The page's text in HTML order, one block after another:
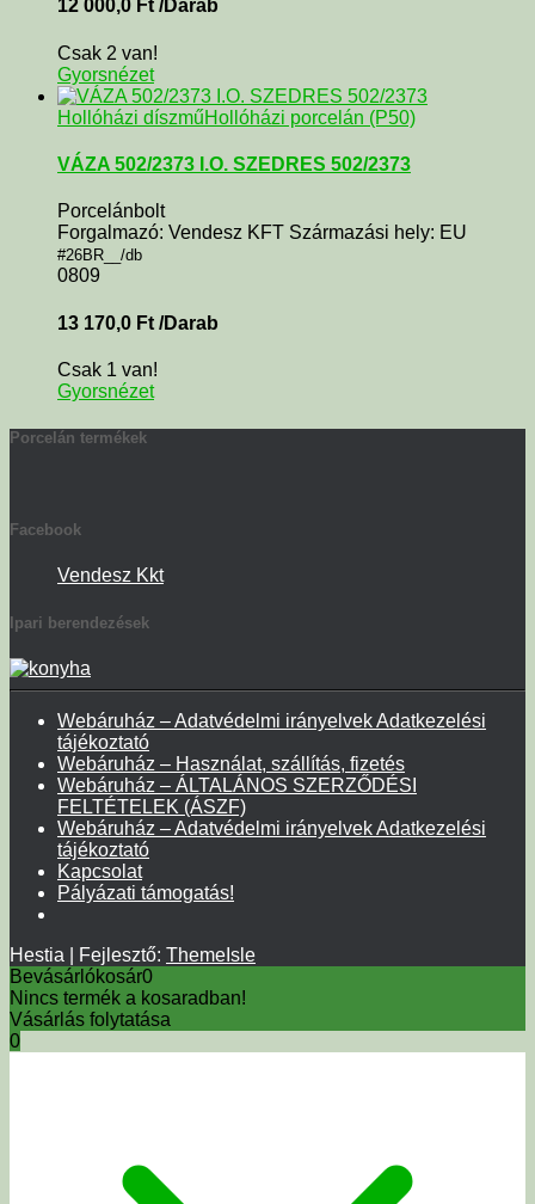
12 000,0 Ft /Darab
Csak 2 van!
Gyorsnézet
Hollóházi díszműHollóházi porcelán (P50)
VÁZA 502/2373 I.O. SZEDRES 502/2373
Porcelánbolt
Forgalmazó: Vendesz KFT Származási hely: EU
#26BR__/db
0809
13 170,0 Ft /Darab
Csak 1 van!
Gyorsnézet
Porcelán termékek
Facebook
Vendesz Kkt
Ipari berendezések
Webáruház – Adatvédelmi irányelvek Adatkezelési
tájékoztató
Webáruház – Használat, szállítás, fizetés
Webáruház – ÁLTALÁNOS SZERZŐDÉSI
FELTÉTELEK (ÁSZF)
Webáruház – Adatvédelmi irányelvek Adatkezelési
tájékoztató
Kapcsolat
Pályázati támogatás!
Hestia | Fejlesztő: ThemeIsle
Bevásárlókosár0
Nincs termék a kosaradban!
Vásárlás folytatása
0